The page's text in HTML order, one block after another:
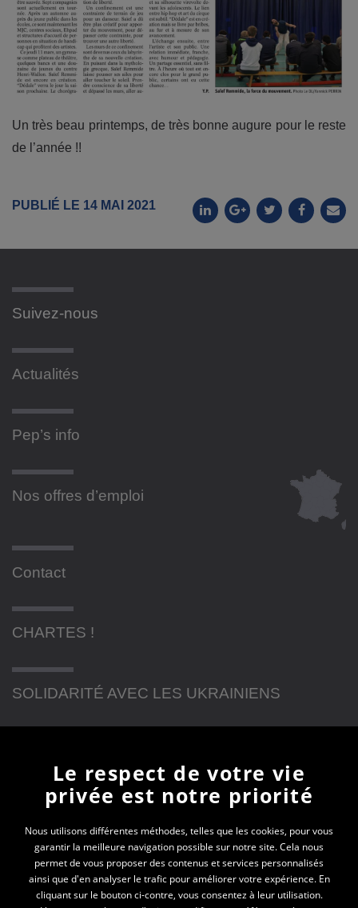
Un très beau printemps, de très bonne augure pour le reste
de l’année !!
PUBLIÉ LE 14 MAI 2021
Suivez-nous
Actualités
Pep’s info
Nos offres d’emploi
Contact
CHARTES !
SOLIDARITÉ AVEC LES UKRAINIENS
Newsletter
En vous inscrivant à la newsletter, vous recevrez
toutes les actualités des PEP 74
Votre e-mail*
Le respect de votre vie
privée est notre priorité
Nous utilisons différentes méthodes, telles que les cookies, pour vous
garantir la meilleure navigation possible sur notre site. Cela nous
permet de vous proposer des contenus et services personnalisés
ainsi que d'en analyser le trafic pour améliorer votre expérience. En
cliquant sur le bouton ci-contre, vous consentez à leur utilisation.